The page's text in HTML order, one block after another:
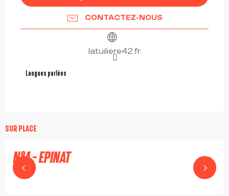
CONTACTEZ-NOUS
latuiliere42.fr
Langues parlées
Langues parlées
SUR PLACE
N°4 - EPINAT
LA TUILIÈRE